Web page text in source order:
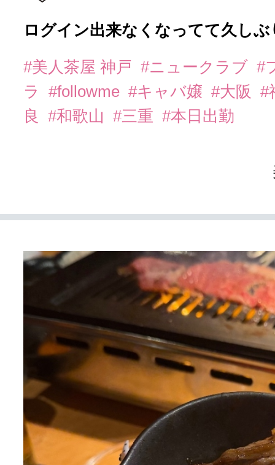
ログイン出来なくなってて久し
#美人茶屋 神戸 #ニュークラブ #
ラ
#followme #キャバ嬢 #大阪
#
良
#和歌山 #三重 #本日出勤